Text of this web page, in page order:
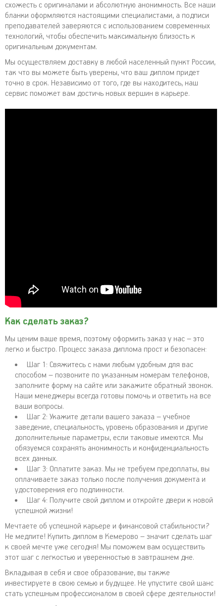
схожесть с оригиналами и абсолютную анонимность. Все наши
бланки оформляются настоящими специалистами, а подписи
преподавателей заверяются с использованием современных
технологий, чтобы обеспечить максимальную близость к
оригинальным документам.
Мы осуществляем доставку в любой населенный пункт России,
так что вы можете быть уверены, что ваш диплом придет
точно в срок. Независимо от того, где вы находитесь, наш
сервис поможет вам достичь новых вершин в карьере.
Как сделать заказ?
Мы ценим ваше время, поэтому оформить заказ у нас – это
легко и быстро. Процесс заказа диплома прост и безопасен:
Шаг 1: Свяжитесь с нами любым удобным для вас
способом – позвоните по указанным номерам телефонов,
заполните форму на сайте или закажите обратный звонок.
Наши менеджеры всегда готовы помочь и ответить на все
ваши вопросы.
Шаг 2: Укажите детали вашего заказа – учебное
заведение, специальность, уровень образования и другие
дополнительные параметры, если таковые имеются. Мы
обязуемся сохранять анонимность и конфиденциальность
всех данных.
Шаг 3: Оплатите заказ. Мы не требуем предоплаты, вы
оплачиваете заказ только после получения документа и
удостоверения его подлинности.
Шаг 4: Получите свой диплом и откройте двери к новой
успешной жизни!
Мечтаете об успешной карьере и финансовой стабильности?
Не медлите! Купить диплом в Кемерово – значит сделать шаг
к своей мечте уже сегодня! Мы поможем вам осуществить
этот шаг с легкостью и уверенностью в завтрашнем дне.
Вкладывая в себя и свое образование, вы также
инвестируете в свою семью и будущее. Не упустите свой шанс
стать успешным профессионалом в своей сфере деятельности!